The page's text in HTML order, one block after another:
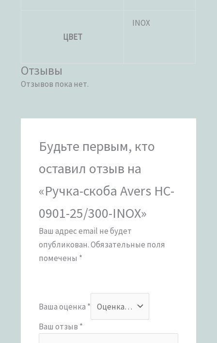
ЦВЕТ
INOX
Отзывы
Отзывов пока нет.
Будьте первым, кто
оставил отзыв на
«Ручка-скоба Avers HC-
0901-25/300-INOX»
Ваш адрес email не будет
опубликован.Обязательные поля
помечены *
Ваша оценка *
Ваш отзыв *